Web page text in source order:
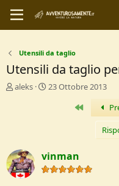
Utensili da taglio
Utensili da taglio
C
r
e
D
aleks
D
I
n
i
23 Ottobre 2013
Primo
vinman